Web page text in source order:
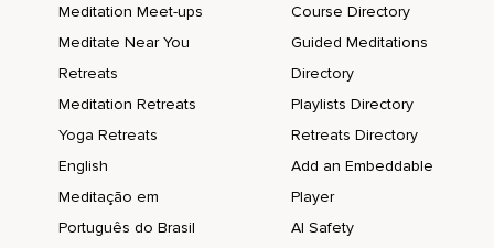
Das sind alles so diese Konzepte,
spirituellen Lehrer oder,
Ich mag das Wort nicht,
Aber all diese Menschen,
Die eben diese Bewusstseinszustände schon erlangt haben
Meditation Meet-ups
Meditate Near You
Retreats
Meditation Retreats
Yoga Retreats
English
Meditação em
Português do Brasil
Course Directory
Guided Meditations
Directory
Playlists Directory
Retreats Directory
Add an Embeddable
Player
AI Safety